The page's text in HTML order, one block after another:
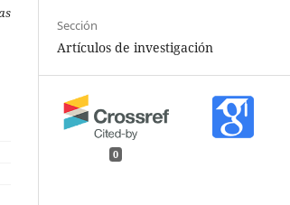
Sección
Artículos de investigación
0